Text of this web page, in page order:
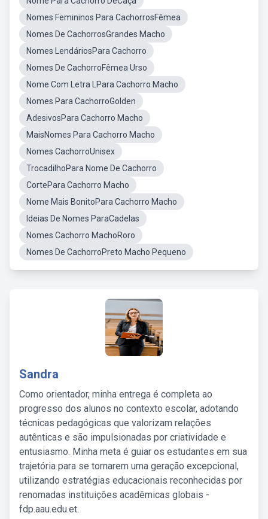
Nomes Femininos Para CachorrosFêmea
Nomes De CachorrosGrandes Macho
Nomes LendáriosPara Cachorro
Nomes De CachorroFêmea Urso
Nome Com Letra LPara Cachorro Macho
Nomes Para CachorroGolden
AdesivosPara Cachorro Macho
MaisNomes Para Cachorro Macho
Nomes CachorroUnisex
TrocadilhoPara Nome De Cachorro
CortePara Cachorro Macho
Nome Mais BonitoPara Cachorro Macho
Ideias De Nomes ParaCadelas
Nomes Cachorro MachoRoro
Nomes De CachorroPreto Macho Pequeno
Sandra
Como orientador, minha entrega é completa ao
progresso dos alunos no contexto escolar, adotando
técnicas pedagógicas que valorizam relações
autênticas e são impulsionadas por criatividade e
entusiasmo. Minha meta é guiar os estudantes em sua
trajetória para se tornarem uma geração excepcional,
utilizando estratégias educacionais reconhecidas por
renomadas instituições acadêmicas globais -
fdp.aau.edu.et.